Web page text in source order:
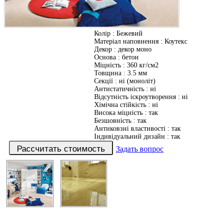
Колір : Бежевий
Матеріал наповнення : Коутекс
Декор : декор моно
Основа : бетон
Міцність : 360 кг/см2
Товщина : 3.5 мм
Секції : ні (моноліт)
Антистатичність : ні
Відсутність іскроутворення : ні
Хімічна стійкість : ні
Висока міцність : так
Безшовність : так
Антиковзні властивості : так
Індивідуальний дизайн : так
Задать вопрос